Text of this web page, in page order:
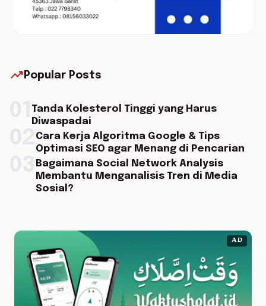
trending_up Popular Posts
Tanda Kolesterol Tinggi yang Harus
Diwaspadai
Cara Kerja Algoritma Google & Tips
Optimasi SEO agar Menang di Pencarian
Bagaimana Social Network Analysis
Membantu Menganalisis Tren di Media
Sosial?
AD